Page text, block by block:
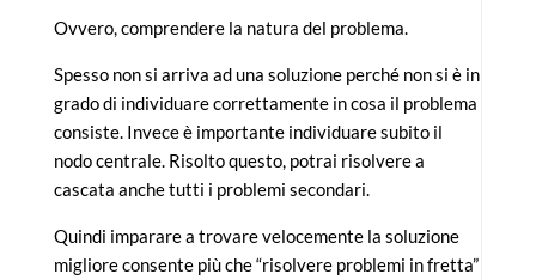
Ovvero, comprendere la natura del problema.
Spesso non si arriva ad una soluzione perché non si è in
grado di individuare correttamente in cosa il problema
consiste. Invece è importante individuare subito il
nodo centrale. Risolto questo, potrai risolvere a
cascata anche tutti i problemi secondari.
Quindi imparare a trovare velocemente la soluzione
migliore consente più che “risolvere problemi in fretta”